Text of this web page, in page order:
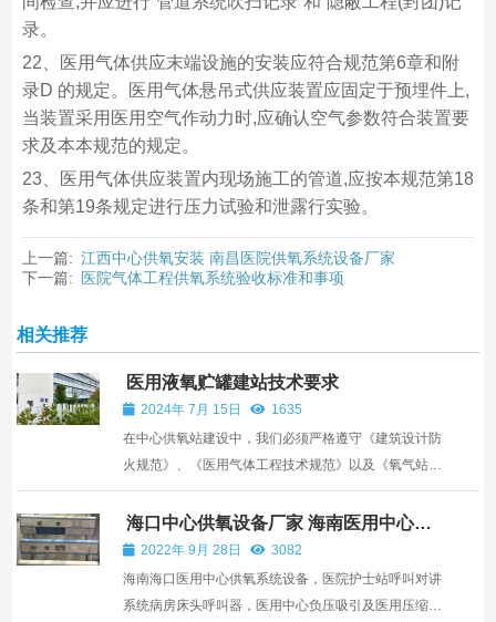
录。
22、医用气体供应末端设施的安装应符合规范第6章和附
录D 的规定。医用气体悬吊式供应装置应固定于预埋件上,
当装置采用医用空气作动力时,应确认空气参数符合装置要
求及本本规范的规定。
23、医用气体供应装置内现场施工的管道,应按本规范第18
条和第19条规定进行压力试验和泄露行实验。
上一篇: 江西中心供氧安装 南昌医院供氧系统设备厂家
下一篇:
医院气体工程供氧系统验收标准和事项
相关推荐
医用液氧贮罐建站技术要求
2024年 7月 15日
1635
在中心供氧站建设中，我们必须严格遵守《建筑设计防
火规范》、《医用气体工程技术规范》以及《氧气站设
计规范》的要求。下列基础图所示主要是各主要设备单
独基础安装尺寸（一项目所例），这是为了确保设备的
稳固性和安全性。土建部门会根据设备载荷确定各设备
基础，...
海口中心供氧设备厂家 海南医用中心供
氧系统工程安装
2022年 9月 28日
3082
海南海口医用中心供氧系统设备，医院护士站呼叫对讲
系统病房床头呼叫器，医用中心负压吸引及医用压缩空